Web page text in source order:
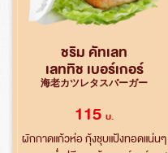
ชริม คัทเลท
เลททิช เบอร์เกอร์
海老カツレタスバーガー
115 บ.
ผักกาดแก้วห่อ กุ้งชุบแป้งทอดแน่นๆ